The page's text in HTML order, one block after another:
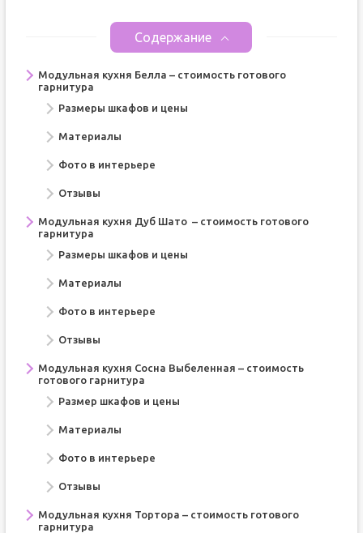
Содержание
Модульная кухня Белла – стоимость готового
гарнитура
Размеры шкафов и цены
Материалы
Фото в интерьере
Отзывы
Модульная кухня Дуб Шато – стоимость готового
гарнитура
Размеры шкафов и цены
Материалы
Фото в интерьере
Отзывы
Модульная кухня Сосна Выбеленная – стоимость
готового гарнитура
Размер шкафов и цены
Материалы
Фото в интерьере
Отзывы
Модульная кухня Тортора – стоимость готового
гарнитура